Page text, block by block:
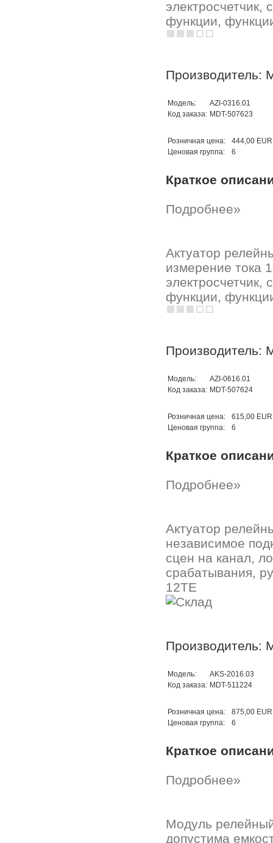
электросчетчик,
функции,
Производитель:
Модель:
AZI-0316.01
Код заказа: MDT-507623
Розничная цена:
444,00 EUR
Ценовая группа:
6
Краткое
Подробнее»
Актуатор
измерение тока
электросчетчик,
функции,
Производитель:
Модель:
AZI-0616.01
Код заказа: MDT-507624
Розничная цена:
615,00 EUR
Ценовая группа:
6
Краткое
Подробнее»
Актуатор
независимое
сцен на канал,
срабатывания,
12TE
Производитель:
Модель:
AKS-2016.03
Код заказа: MDT-511224
Розничная цена:
875,00 EUR
Ценовая группа:
6
Краткое
Подробнее»
Модуль
допустима